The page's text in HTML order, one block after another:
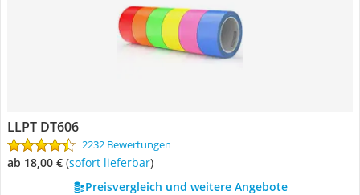
LLPT DT606
2232 Bewertungen
ab 18,00 € ( Sofort lieferbar)
Preisvergleich und weitere Angebote